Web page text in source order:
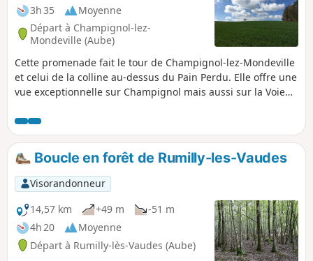
3h 35
Moyenne
Départ à Champignol-lez-
Mondeville (Aube)
Cette promenade fait le tour de Champignol-lez-Mondeville
et celui de la colline au-dessus du Pain Perdu. Elle offre une
vue exceptionnelle sur Champignol mais aussi sur la Voie
Boucle en forêt de Rumilly-les-Vaudes
Visorandonneur
14,57 km
+49 m
-51 m
4h 20
Moyenne
Départ à Rumilly-lès-Vaudes (Aube)